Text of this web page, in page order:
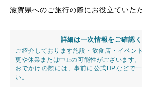
滋賀県へのご旅行の際にお役立ていた
詳細は一次情報をご確認
ご紹介しております施設・飲食店・イベン
更や休業または中止の可能性がございます。
おでかけの際には、事前に公式HPなどで
い。